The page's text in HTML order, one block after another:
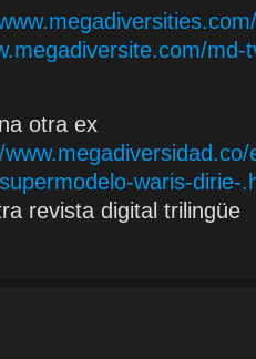
otra ex
waris-dirie-
revista digital trilingüe